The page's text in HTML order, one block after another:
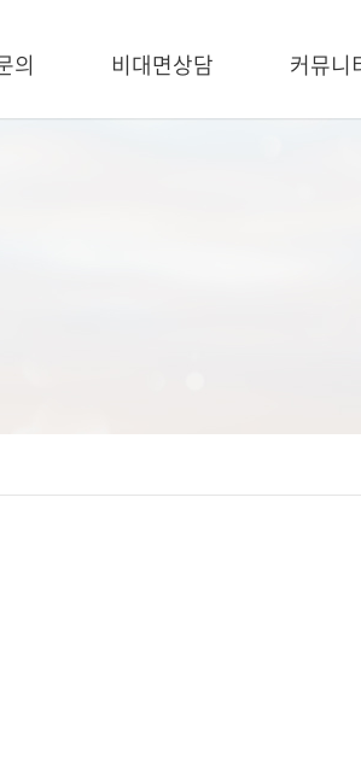
의 비대면상담 커뮤니